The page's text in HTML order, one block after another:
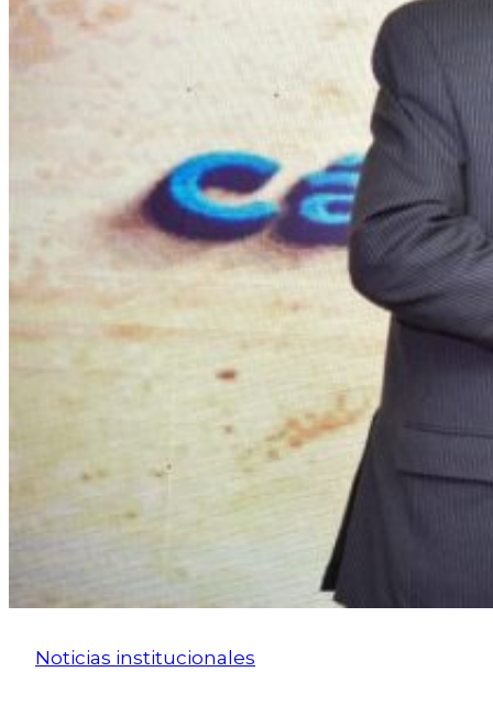
Noticias institucionales